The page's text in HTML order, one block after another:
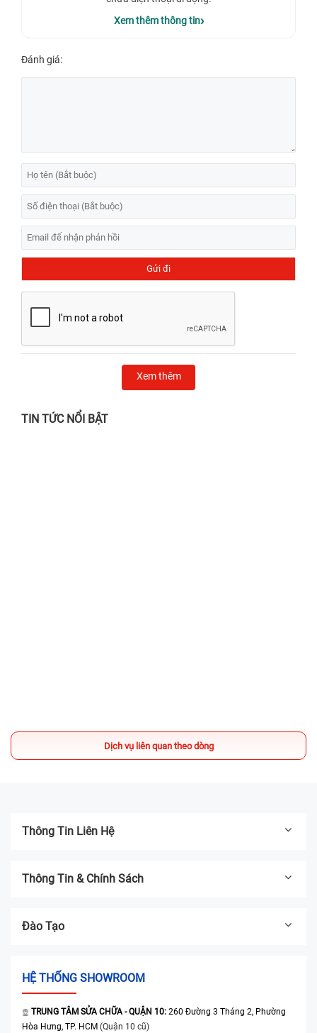
Xem thêm thông tin
Đánh giá:
Xem thêm
TIN TỨC NỔI BẬT
Bệnh Viện Điện Thoại, Laptop 24h
Dịch vụ liên quan theo dòng
Thông Tin Liên Hệ
Thông Tin & Chính Sách
Đào Tạo
HỆ THỐNG SHOWROOM
TRUNG TÂM SỬA CHỮA - QUẬN 10: 260 Đường 3 Tháng 2, Phường
Hòa Hưng, TP. HCM (Quận 10 cũ)